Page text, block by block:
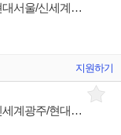
[크리스챤디올] 명품 Christian Dior 롯데본점/더현대서울/신세계대구 판매사원 채용
지원하기
[크리스챤디올] 명품 Christian Dior 신세계대전/신세계광주/현대판교 판매사원 채용